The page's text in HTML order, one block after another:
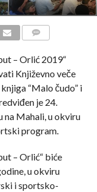
– Orlić 2019“
Književno veče
“Malo čudo” i
je 24.
na Mahali, u okviru
program.
– Orlić“ biće
u okviru
i sportsko-